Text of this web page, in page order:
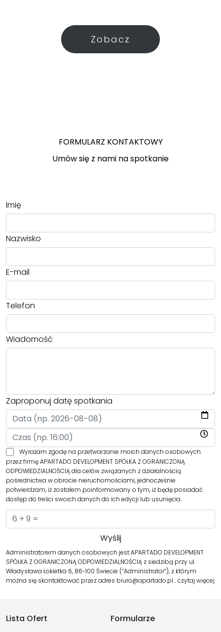
Zobacz
FORMULARZ KONTAKTOWY
Umów się z nami na spotkanie
Imię
Nazwisko
E-mail
Telefon
Wiadomość
Zaproponuj datę spotkania
Wyrażam zgodę na przetwarzanie moich danych osobowych
przez firmę APARTADO DEVELOPMENT SPÓŁKA Z OGRANICZONĄ
ODPOWIEDZIALNOŚCIĄ dla celów związanych z działalnością
pośrednictwa w obrocie nieruchomościami, jednocześnie
potwierdzam, iż zostałem poinformowany o tym, iż będę posiadać
dostęp do treści swoich danych do ich edycji lub usunięcia.
Administratorem danych osobowych jest APARTADO DEVELOPMENT
SPÓŁKA Z OGRANICZONĄ ODPOWIEDZIALNOŚCIĄ z siedzibą przy ul.
Władysława Łokietka 6, 86-100 Świecie (“Administrator”), z którym
można się skontaktować przez adres biuro@apartado.pl…czytaj więcej
Lista Ofert
Formularze